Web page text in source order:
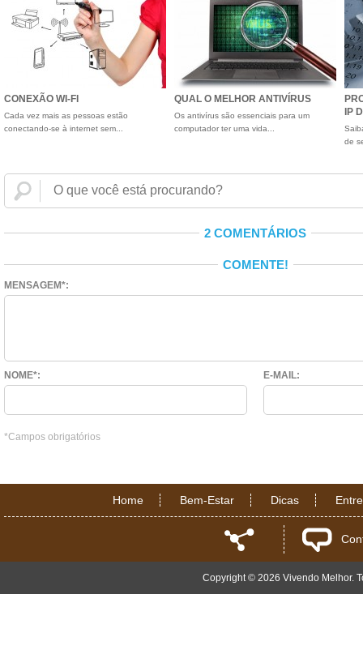
CONEXÃO WI-FI
Cada vez mais as pessoas estão
conectando-se à internet sem...
QUAL O MELHOR ANTIVÍRUS
Os antivírus são essenciais para um
computador ter uma vida...
IP
de
2 COMENTÁRIOS
COMENTE!
MENSAGEM*:
NOME*: E-MAIL:
*Campos obrigatórios
Home Bem-Estar Dicas
Copyright © 2026 Vivendo Melhor.